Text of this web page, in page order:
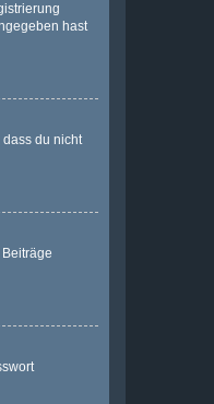
hast
du nicht